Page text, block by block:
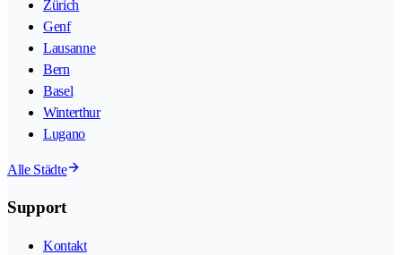
Zürich
Genf
Lausanne
Bern
Basel
Winterthur
Lugano
Alle Städte
Support
Kontakt